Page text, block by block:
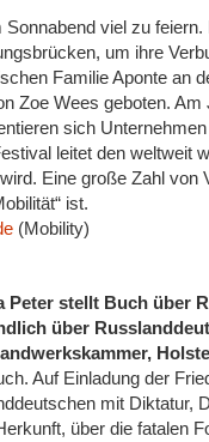
Sonnabend viel zu
um ihre
Familie Aponte an
Zoe Wees geboten.
sich
leitet den weltweit
Eine große Zahl
ist.
(Mobility)
Peter stellt Buch über
über
Auf Einladung der
mit Diktatur,
über die fatalen